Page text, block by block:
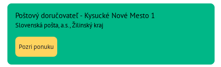
Poštový doručovateľ - Kysucké Nové Mesto 1
Slovenská pošta, a.s., Žilinský kraj
Pozri ponuku